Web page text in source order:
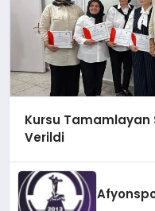
Kursu Tamamlayan
Verildi